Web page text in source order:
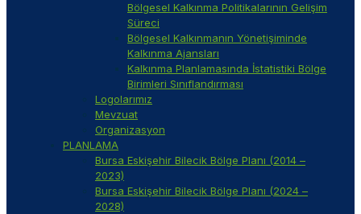
Bölgesel Kalkınma Politikalarının Gelişim
Süreci
Bölgesel Kalkınmanın Yönetişiminde
Kalkınma Ajansları
Kalkınma Planlamasında İstatistiki Bölge
Birimleri Sınıflandırması
Logolarımız
Mevzuat
Organizasyon
PLANLAMA
Bursa Eskişehir Bilecik Bölge Planı (2014 –
2023)
Bursa Eskişehir Bilecik Bölge Planı (2024 –
2028)